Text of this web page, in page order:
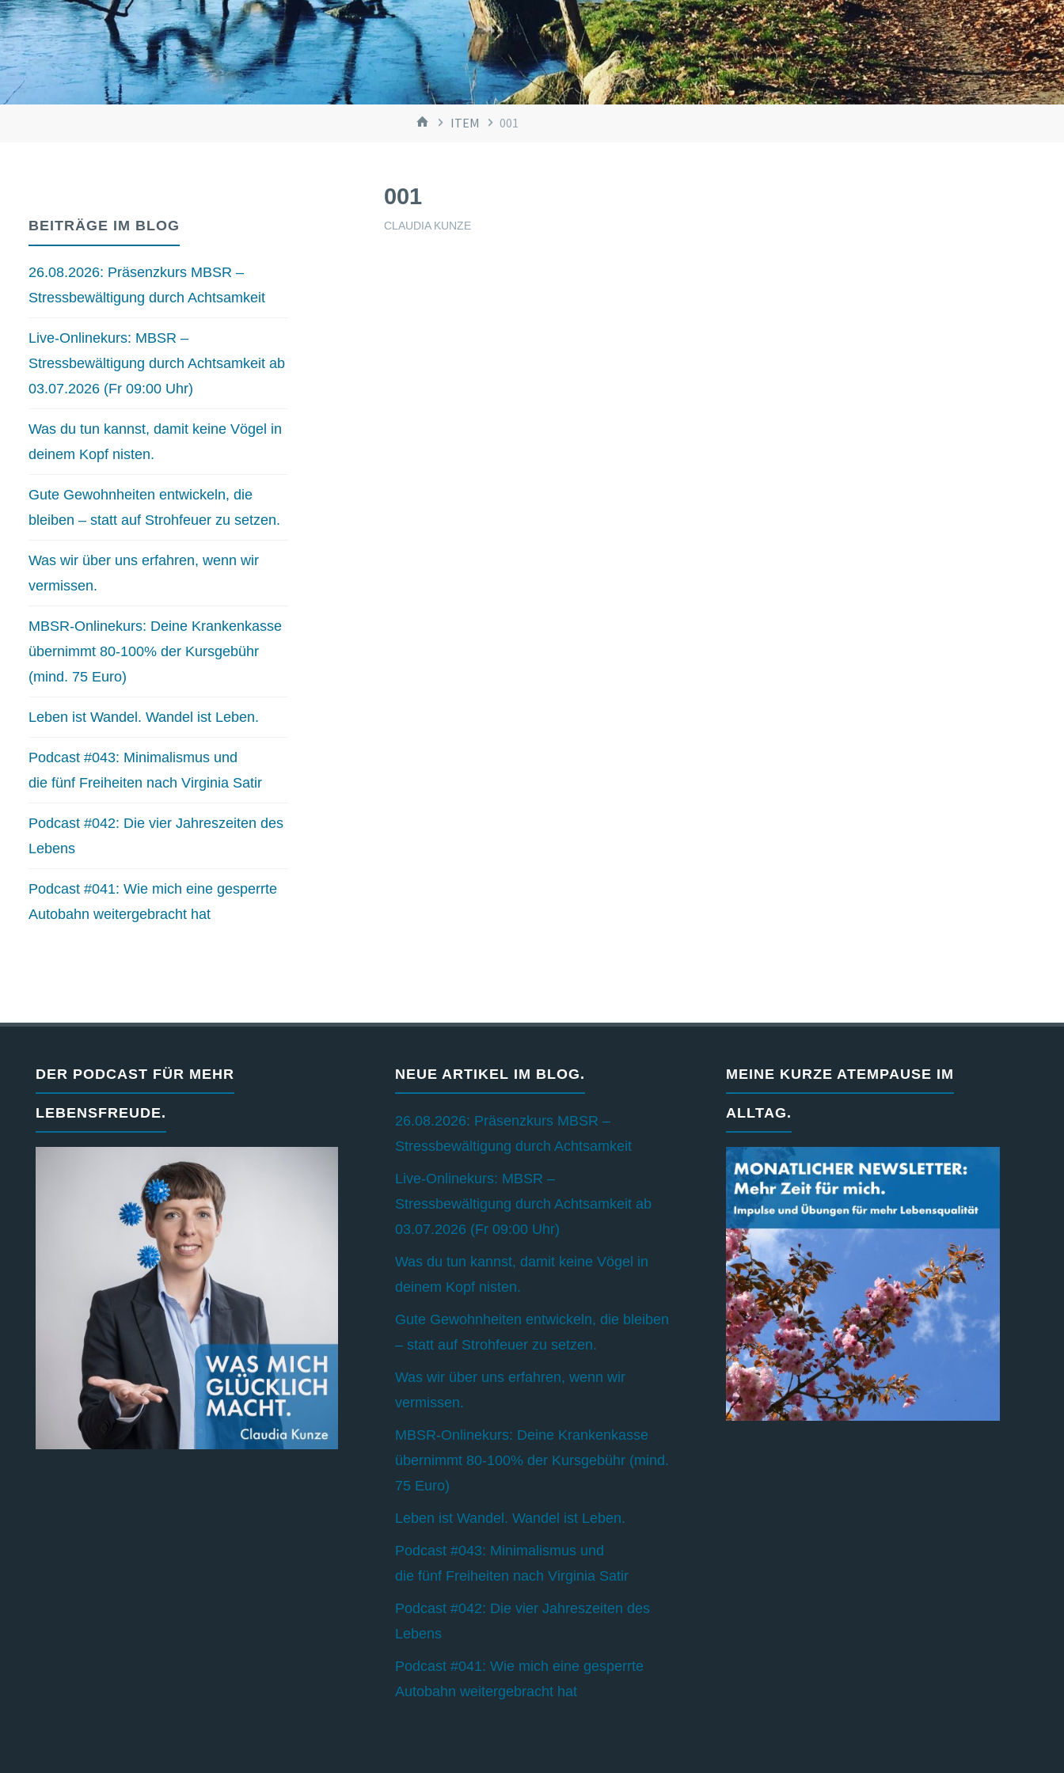
START
ITEM 001
001
CLAUDIA KUNZE
BEITRÄGE IM BLOG
26.08.2026: Präsenzkurs MBSR –
Stressbewältigung durch Achtsamkeit
Live-Onlinekurs: MBSR –
Stressbewältigung durch Achtsamkeit ab
03.07.2026 (Fr 09:00 Uhr)
Was du tun kannst, damit keine Vögel in
deinem Kopf nisten.
Gute Gewohnheiten entwickeln, die
bleiben – statt auf Strohfeuer zu setzen.
Was wir über uns erfahren, wenn wir
vermissen.
MBSR-Onlinekurs: Deine Krankenkasse
übernimmt 80-100% der Kursgebühr
(mind. 75 Euro)
Leben ist Wandel. Wandel ist Leben.
Podcast #043: Minimalismus und
die fünf Freiheiten nach Virginia Satir
Podcast #042: Die vier Jahreszeiten des
Lebens
Podcast #041: Wie mich eine gesperrte
Autobahn weitergebracht hat
DER PODCAST FÜR MEHR
LEBENSFREUDE.
NEUE ARTIKEL IM BLOG.
26.08.2026: Präsenzkurs MBSR –
Stressbewältigung durch Achtsamkeit
Live-Onlinekurs: MBSR –
Stressbewältigung durch Achtsamkeit ab
03.07.2026 (Fr 09:00 Uhr)
Was du tun kannst, damit keine Vögel in
deinem Kopf nisten.
Gute Gewohnheiten entwickeln, die bleiben
– statt auf Strohfeuer zu setzen.
Was wir über uns erfahren, wenn wir
vermissen.
MBSR-Onlinekurs: Deine Krankenkasse
übernimmt 80-100% der Kursgebühr (mind.
75 Euro)
Leben ist Wandel. Wandel ist Leben.
Podcast #043: Minimalismus und
die fünf Freiheiten nach Virginia Satir
Podcast #042: Die vier Jahreszeiten des
Lebens
Podcast #041: Wie mich eine gesperrte
Autobahn weitergebracht hat
MEINE KURZE ATEMPAUSE IM
ALLTAG.